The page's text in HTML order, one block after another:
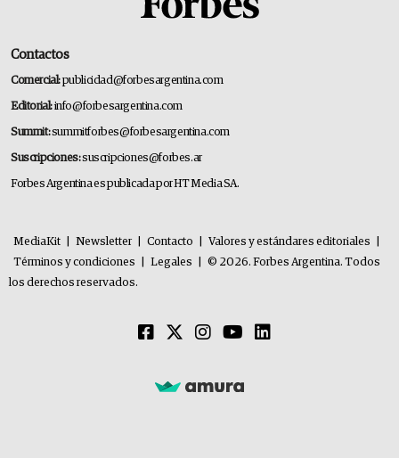
Contactos
Comercial:publicidad@forbesargentina.com
Editorial:info@forbesargentina.com
Summit:summitforbes@forbesargentina.com
Suscripciones:suscripciones@forbes.ar
Forbes Argentina es publicada por HT Media SA.
MediaKit Newsletter Contacto Valores y estándares editoriales
Términos y condiciones
Legales
© 2026. Forbes Argentina. Todos
los derechos reservados.